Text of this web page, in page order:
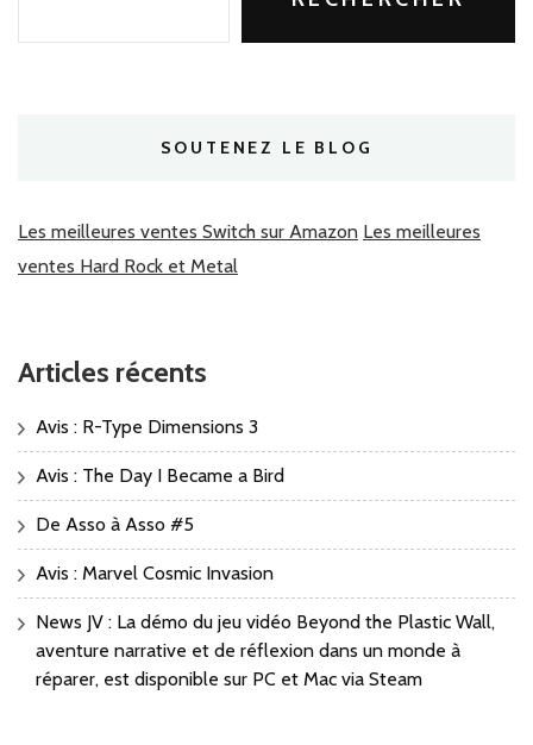
SOUTENEZ LE BLOG
Les meilleures ventes Switch sur Amazon Les meilleures
ventes Hard Rock et Metal
Articles récents
Avis : R-Type Dimensions 3
Avis : The Day I Became a Bird
De Asso à Asso #5
Avis : Marvel Cosmic Invasion
News JV : La démo du jeu vidéo Beyond the Plastic Wall,
aventure narrative et de réflexion dans un monde à
réparer, est disponible sur PC et Mac via Steam